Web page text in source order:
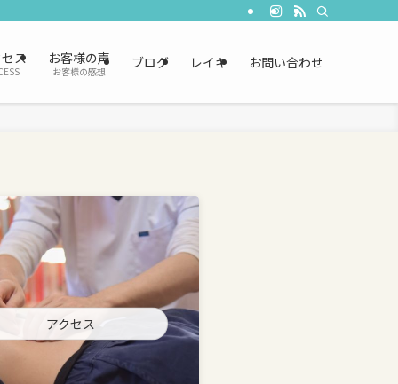
ス お客様の声
お客様の感想
ブログ レイキ お問い合わせ
アクセス